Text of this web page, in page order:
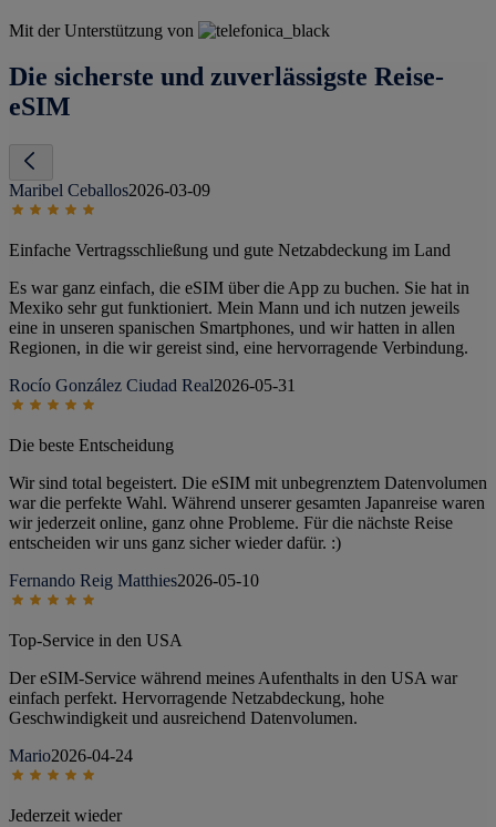
Mit der Unterstützung von
Die sicherste und zuverlässigste Reise-
eSIM
Maribel Ceballos2026-03-09
Einfache Vertragsschließung und gute Netzabdeckung im Land
Es war ganz einfach, die eSIM über die App zu buchen. Sie hat in
Mexiko sehr gut funktioniert. Mein Mann und ich nutzen jeweils
eine in unseren spanischen Smartphones, und wir hatten in allen
Regionen, in die wir gereist sind, eine hervorragende Verbindung.
Rocío González Ciudad Real2026-05-31
Die beste Entscheidung
Wir sind total begeistert. Die eSIM mit unbegrenztem Datenvolumen
war die perfekte Wahl. Während unserer gesamten Japanreise waren
wir jederzeit online, ganz ohne Probleme. Für die nächste Reise
entscheiden wir uns ganz sicher wieder dafür. :)
Fernando Reig Matthies2026-05-10
Top-Service in den USA
Der eSIM-Service während meines Aufenthalts in den USA war
einfach perfekt. Hervorragende Netzabdeckung, hohe
Geschwindigkeit und ausreichend Datenvolumen.
Mario2026-04-24
Jederzeit wieder